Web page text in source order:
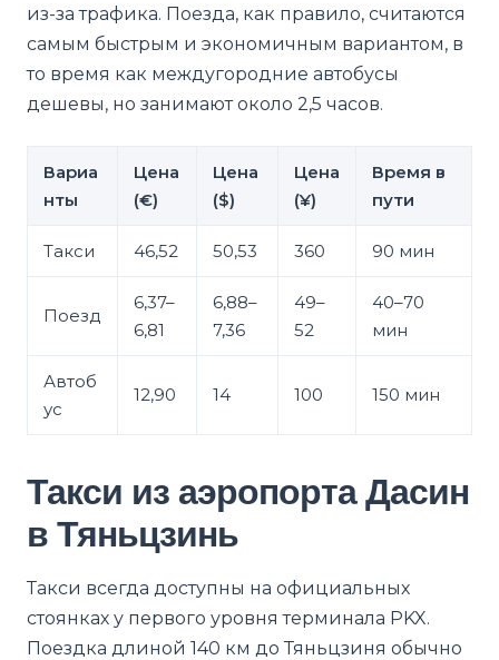
из-за трафика. Поезда, как правило, считаются
самым быстрым и экономичным вариантом, в
то время как междугородние автобусы
дешевы, но занимают около 2,5 часов.
Вариа
нты
Цена
(€)
Цена
($)
Цена
(¥)
Время в
пути
Такси 46,52 50,53 360 90 мин
Поезд
6,37–
6,81
6,88–
7,36
49–
52
40–70
мин
Автоб
ус
12,90 14 100 150 мин
Такси из аэропорта Дасин
в Тяньцзинь
Такси всегда доступны на официальных
стоянках у первого уровня терминала PKX.
Поездка длиной 140 км до Тяньцзиня обычно